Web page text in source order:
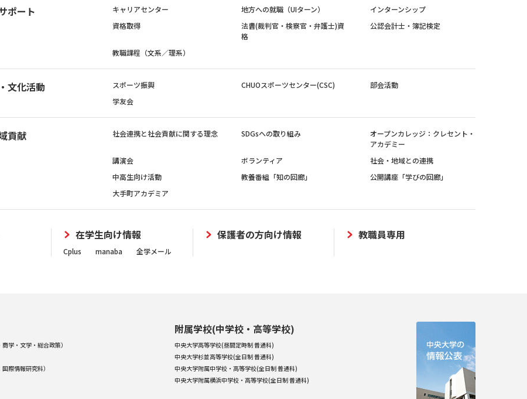
ポート キャリアセンター 地方への就職（UIターン）
インターンシップ
資格取得
法曹(裁判官・検察官・弁護士)資
格
公認会計士・簿記検定
教職課程（文系／理系）
文化活動 スポーツ振興 CHUOスポーツセンター(CSC)
部会活動
学友会
貢献 社会連携と社会貢献に関する理念 SDGsへの取り組み
オープンカレッジ：クレセント・
アカデミー
講演会
ボランティア
社会・地域との連携
中高生向け活動
教養番組「知の回廊」
公開講座「学びの回廊」
大手町アカデミア
在学生向け情報
Cplus manaba 全学メール
保護者の方向け情報 教職員専用
学・文学・総合政策）
際情報研究科）
附属学校(中学校・高等学校)
中央大学高等学校(昼間定時制 普通科)
中央大学杉並高等学校(全日制 普通科)
中央大学附属中学校・高等学校(全日制 普通科)
中央大学附属横浜中学校・高等学校(全日制 普通科)